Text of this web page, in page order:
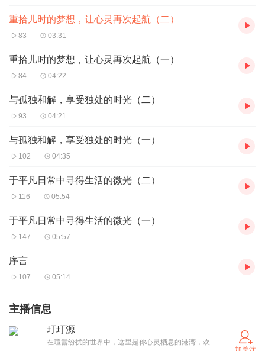
重拾儿时的梦想，让心灵再次起航（二）
83 03:31
重拾儿时的梦想，让心灵再次起航（一）
84 04:22
与孤独和解，享受独处的时光（二）
93 04:21
与孤独和解，享受独处的时光（一）
102 04:35
于平凡日常中寻得生活的微光（二）
116 05:54
于平凡日常中寻得生活的微光（一）
147 05:57
序言
107 05:14
主播信息
玎玎源
在喧嚣纷扰的世界中，这里是你心灵栖息的港湾，欢迎关注收听